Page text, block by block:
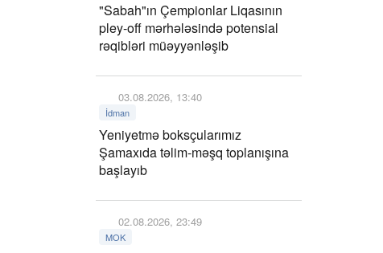
"Sabah"ın Çempionlar Liqasının
pley-off mərhələsində potensial
rəqibləri müəyyənləşib
03.08.2026, 13:40
İdman
Yeniyetmə boksçularımız
Şamaxıda təlim-məşq toplanışına
başlayıb
02.08.2026, 23:49
MOK